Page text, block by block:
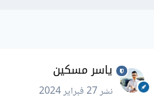
ياسر مسكين
نشر27 فبراير 2024